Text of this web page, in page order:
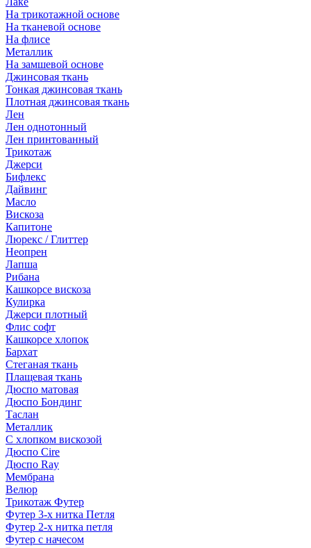
На трикотажной основе
На тканевой основе
На флисе
Металлик
На замшевой основе
Джинсовая ткань
Тонкая джинсовая ткань
Плотная джинсовая ткань
Лен
Лен однотонный
Лен принтованный
Трикотаж
Джерси
Бифлекс
Дайвинг
Масло
Вискоза
Капитоне
Люрекс / Глиттер
Неопрен
Лапша
Рибана
Кашкорсе вискоза
Кулирка
Джерси плотный
Флис софт
Кашкорсе хлопок
Бархат
Стеганая ткань
Плащевая ткань
Дюспо матовая
Дюспо Бондинг
Таслан
Металлик
С хлопком вискозой
Дюспо Cire
Дюспо Ray
Мембрана
Велюр
Трикотаж Футер
Футер 3-х нитка Петля
Футер 2-х нитка петля
Футер с начесом